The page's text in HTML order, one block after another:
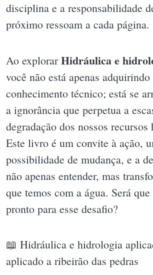
disciplina e a responsabilidade
próximo ressoam a cada página.
Ao explorarHidráulica e
você não está apenas adquirindo
conhecimento técnico; está se
a ignorância que perpetua a
degradação dos nossos
Este livro é um convite à ação,
possibilidade de mudança, e a
não apenas entender, mas
que temos com a água. Será
pronto para esse desafio?
📖 Hidráulica e hidrologia
aplicado a ribeirão das pedras